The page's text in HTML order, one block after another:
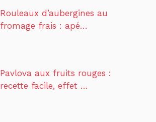
Rouleaux d’aubergines au
fromage frais : apé…
Pavlova aux fruits rouges :
recette facile, effet …